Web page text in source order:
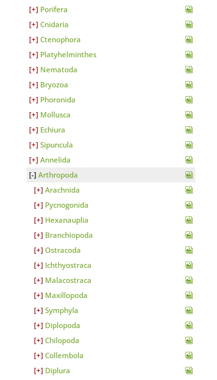
Porifera
Cnidaria
Ctenophora
Platyhelminthes
Nematoda
Bryozoa
Phoronida
Mollusca
Echiura
Sipuncula
Annelida
Arthropoda
Arachnida
Pycnogonida
Hexanauplia
Branchiopoda
Ostracoda
Ichthyostraca
Malacostraca
Maxillopoda
Symphyla
Diplopoda
Chilopoda
Collembola
Diplura